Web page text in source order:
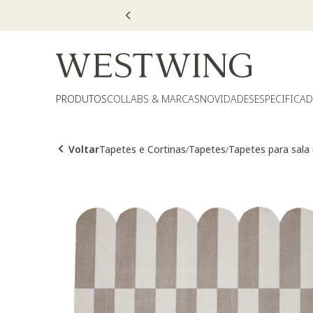
PRODUTOSCOLLABS & MARCASNOVIDADES
VoltarTapetes e Cortinas/Tapetes/Tapetes para